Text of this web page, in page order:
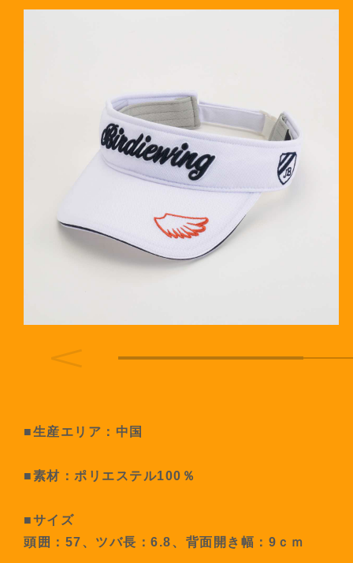
■生産エリア：中国
■素材：ポリエステル100％
■サイズ
頭囲：57、ツバ長：6.8、背面開き幅：9ｃｍ